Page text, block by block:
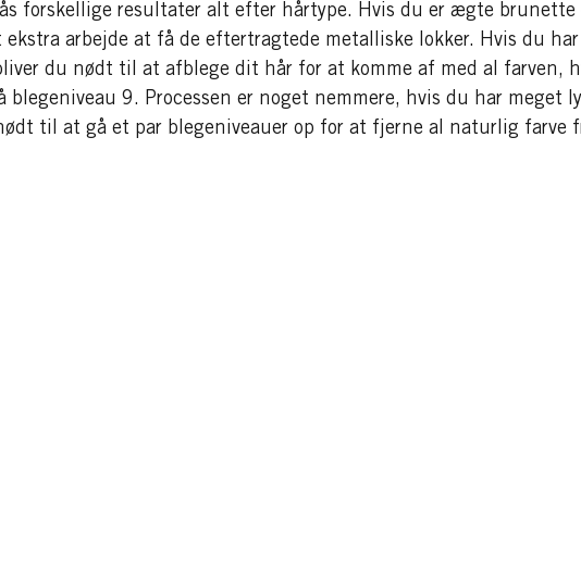
forskellige resultater alt efter hårtype. Hvis du er ægte brunette
arbejde at få de eftertragtede metalliske lokker. Hvis du
du nødt til at afblege dit hår for at komme af med al farven,
9. Processen er noget nemmere, hvis du har meget
til at gå et par blegeniveauer op for at fjerne al naturlig farve